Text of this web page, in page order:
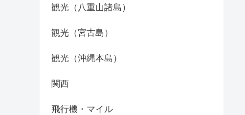
観光（八重山諸島）
観光（宮古島）
観光（沖縄本島）
関西
飛行機・マイル